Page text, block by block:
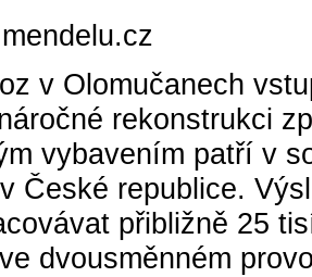
v Olomučanech
rekonstrukci
vybavením patří v
České republice.
přibližně 25
dvousměnném